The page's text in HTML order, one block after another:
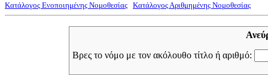
Κατάλογος Ενοποιημένης Νομοθεσίας Κατάλογος Αριθμημένης Νομοθεσίας
Βρες το νόμο με τον ακόλουθο τίτλο ή αριθμό: